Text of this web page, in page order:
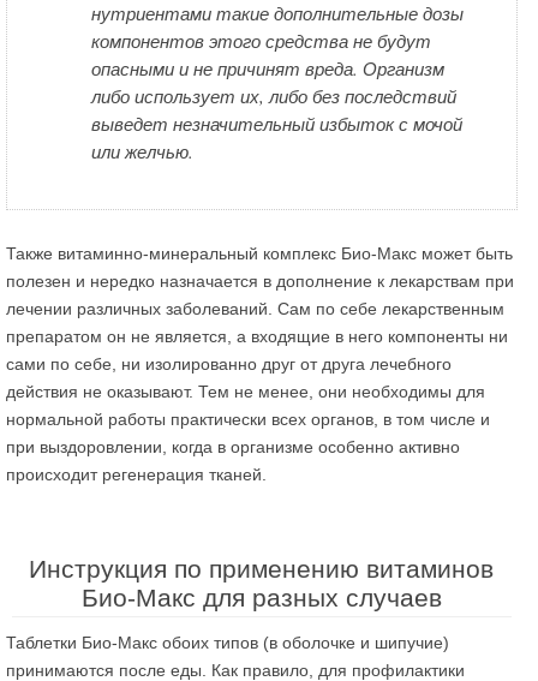
нутриентами такие дополнительные дозы
компонентов этого средства не будут
опасными и не причинят вреда. Организм
либо использует их, либо без последствий
выведет незначительный избыток с мочой
или желчью.
Также витаминно-минеральный комплекс Био-Макс может быть
полезен и нередко назначается в дополнение к лекарствам при
лечении различных заболеваний. Сам по себе лекарственным
препаратом он не является, а входящие в него компоненты ни
сами по себе, ни изолированно друг от друга лечебного
действия не оказывают. Тем не менее, они необходимы для
нормальной работы практически всех органов, в том числе и
при выздоровлении, когда в организме особенно активно
происходит регенерация тканей.
Инструкция по применению витаминов
Био-Макс для разных случаев
Таблетки Био-Макс обоих типов (в оболочке и шипучие)
принимаются после еды. Как правило, для профилактики